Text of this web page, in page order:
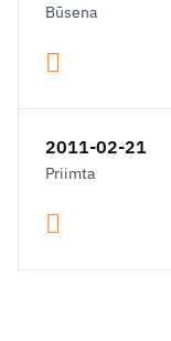
Būsena
2011-02-21
Priimta